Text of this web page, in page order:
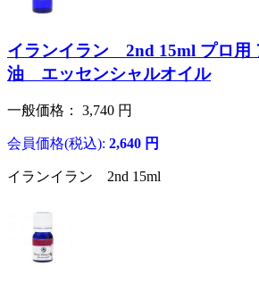
イランイラン 2nd 15ml プロ用
油 エッセンシャルオイル
一般価格： 3,740 円
会員価格(税込): 2,640 円
イランイラン 2nd 15ml